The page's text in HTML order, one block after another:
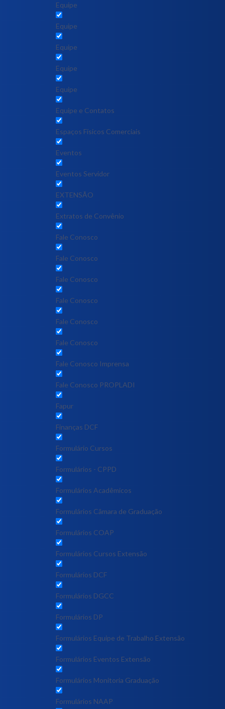
Equipe
Equipe
Equipe
Equipe
Equipe
Equipe e Contatos
Espaços Físicos Comerciais
Eventos
Eventos Servidor
EXTENSÃO
Extratos de Convênio
Fale Conosco
Fale Conosco
Fale Conosco
Fale Conosco
Fale Conosco
Fale Conosco
Fale Conosco Imprensa
Fale Conosco PROPLADI
Fapur
Finanças DCF
Formulário Cursos
Formulários - CPPD
Formulários Acadêmicos
Formulários Câmara de Graduação
Formulários COAP
Formulários Cursos Extensão
Formulários DCF
Formulários DGCC
Formulários DP
Formulários Equipe de Trabalho Extensão
Formulários Eventos Extensão
Formulários Monitoria Graduação
Formulários NAAP